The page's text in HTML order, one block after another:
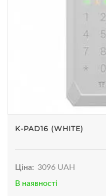
K-PAD16 (WHITE)
Ціна: 3096 UAH
В наявності